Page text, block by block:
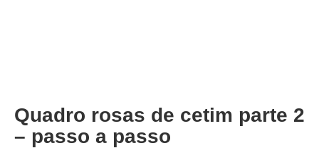
Quadro rosas de cetim parte 2
– passo a passo